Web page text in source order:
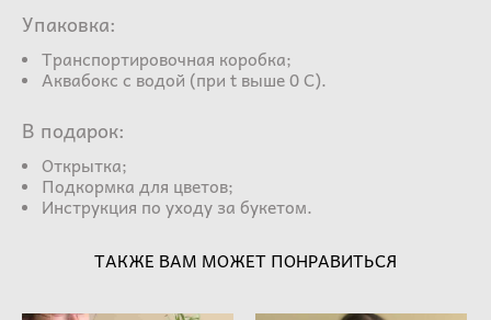
Упаковка:
Транспортировочная коробка;
Аквабокс с водой (при t выше 0 С).
В подарок:
Открытка;
Подкормка для цветов;
Инструкция по уходу за букетом.
ТАКЖЕ ВАМ МОЖЕТ ПОНРАВИТЬСЯ